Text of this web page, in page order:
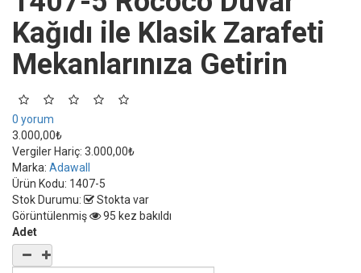
Kağıdı ile Klasik Zarafeti
Mekanlarınıza Getirin
0 yorum
3.000,00₺
Vergiler Hariç: 3.000,00₺
Marka: Adawall
Ürün Kodu: 1407-5
Stok Durumu:
Stokta var
Görüntülenmiş
95 kez bakıldı
Adet